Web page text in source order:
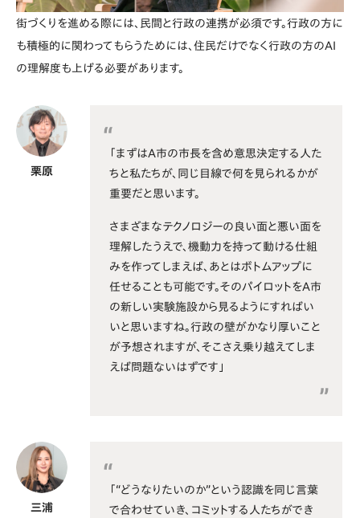
街づくりを進める際には、民間と行政の連携が必須です。行政の方に
も積極的に関わってもらうためには、住民だけでなく行政の方のAI
の理解度も上げる必要があります。
栗原
「まずはA市の市長を含め意思決定する人た
ちと私たちが、同じ目線で何を見られるかが
重要だと思います。
さまざまなテクノロジーの良い面と悪い面を
理解したうえで、機動力を持って動ける仕組
みを作ってしまえば、あとはボトムアップに
任せることも可能です。そのパイロットをA市
の新しい実験施設から見るようにすればい
いと思いますね。行政の壁がかなり厚いこと
が予想されますが、そこさえ乗り越えてしま
えば問題ないはずです」
三浦
「“どうなりたいのか”という認識を同じ言葉
で合わせていき、コミットする人たちができ